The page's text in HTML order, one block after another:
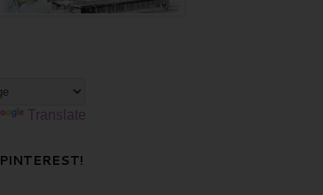
Translate